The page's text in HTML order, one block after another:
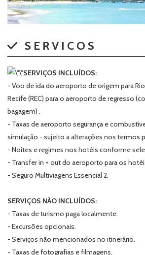
SERVICOS
SERVIÇOS INCLUÍDOS:
- Voo de ida do aeroporto de origem para Rio
Recife (REC) para o aeroporto de regresso
bagagem) .
- Taxas de aeroporto segurança e
simulação - sujeito a alterações nos termos
- Noites e regimes nos hotéis conforme
- Transfer in + out do aeroporto para os
- Seguro Multiviagens Essencial 2.
SERVIÇOS NÃO INCLUÍDOS:
- Taxas de turismo paga localmente.
- Excursões opcionais.
- Serviços não mencionados no itinerário.
- Taxas de fotografias e filmagens.